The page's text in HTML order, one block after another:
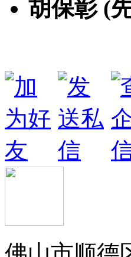
胡保彰 (